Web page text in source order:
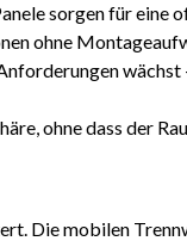
sorgen für eine
ohne
ohne dass der
Die mobilen